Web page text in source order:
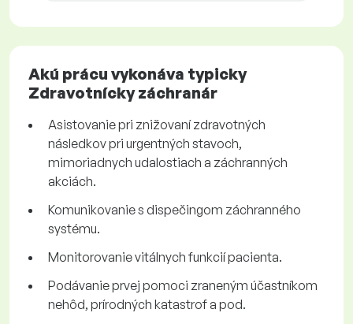
Akú prácu vykonáva typicky
Zdravotnícky záchranár
Asistovanie pri znižovaní zdravotných
následkov pri urgentných stavoch,
mimoriadnych udalostiach a záchranných
akciách.
Komunikovanie s dispečingom záchranného
systému.
Monitorovanie vitálnych funkcií pacienta.
Podávanie prvej pomoci zraneným účastníkom
nehôd, prírodných katastrof a pod.